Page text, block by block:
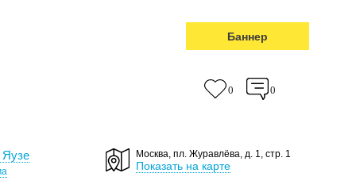
Баннер
0 0
Москва, пл. Журавлёва, д. 1, стр. 1
Показать на карте